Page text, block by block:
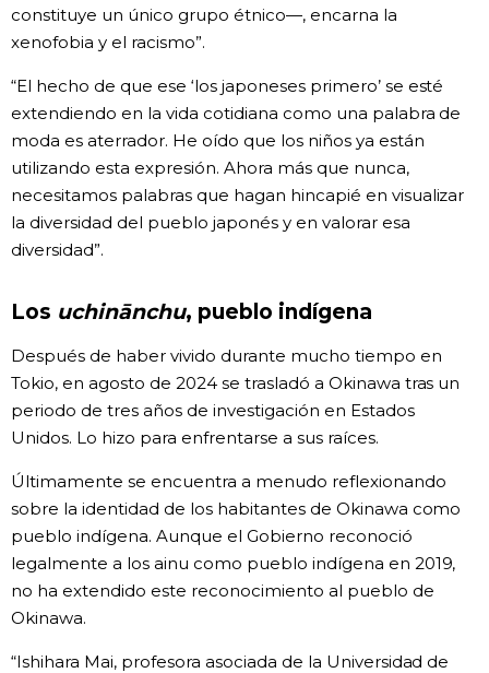
constituye un único grupo étnico—, encarna la
xenofobia y el racismo”.
“El hecho de que ese ‘los japoneses primero’ se esté
extendiendo en la vida cotidiana como una palabra de
moda es aterrador. He oído que los niños ya están
utilizando esta expresión. Ahora más que nunca,
necesitamos palabras que hagan hincapié en visualizar
la diversidad del pueblo japonés y en valorar esa
diversidad”.
Los uchinānchu, pueblo indígena
Después de haber vivido durante mucho tiempo en
Tokio, en agosto de 2024 se trasladó a Okinawa tras un
periodo de tres años de investigación en Estados
Unidos. Lo hizo para enfrentarse a sus raíces.
Últimamente se encuentra a menudo reflexionando
sobre la identidad de los habitantes de Okinawa como
pueblo indígena. Aunque el Gobierno reconoció
legalmente a los ainu como pueblo indígena en 2019,
no ha extendido este reconocimiento al pueblo de
Okinawa.
“Ishihara Mai, profesora asociada de la Universidad de